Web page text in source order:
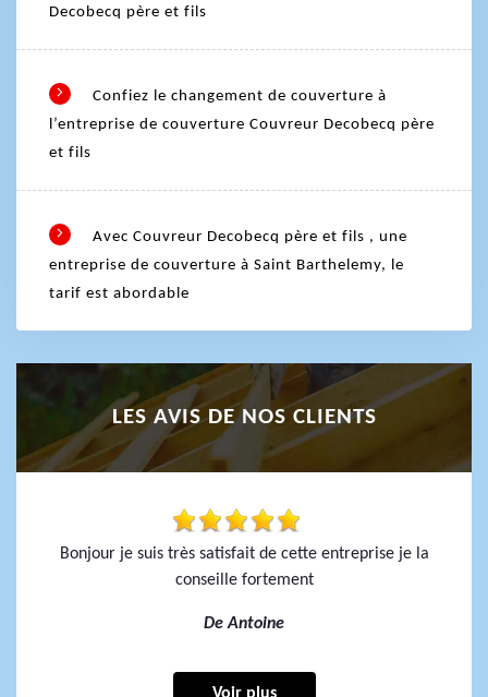
Decobecq père et fils
Confiez le changement de couverture à
l’entreprise de couverture Couvreur Decobecq père
et fils
Avec Couvreur Decobecq père et fils , une
entreprise de couverture à Saint Barthelemy, le
tarif est abordable
LES AVIS DE NOS CLIENTS
Bonjour je suis très satisfait de cette entreprise je la
conseille fortement
De Antoine